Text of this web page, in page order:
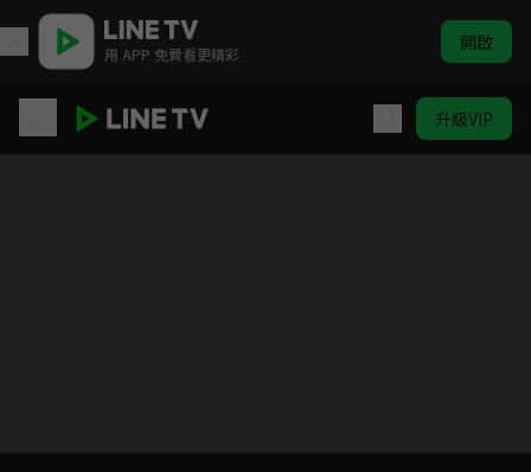
用 APP 免費看更精彩 開啟
升級VIP